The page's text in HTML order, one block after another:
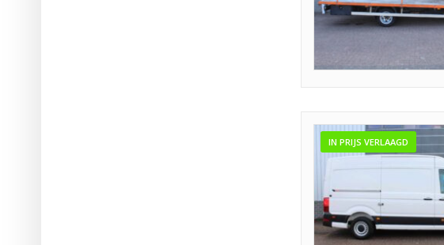
IN PRIJS VERLAAGD